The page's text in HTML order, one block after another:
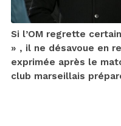
Si l’OM regrette
» , il ne désavoue en
exprimée après le
club marseillais